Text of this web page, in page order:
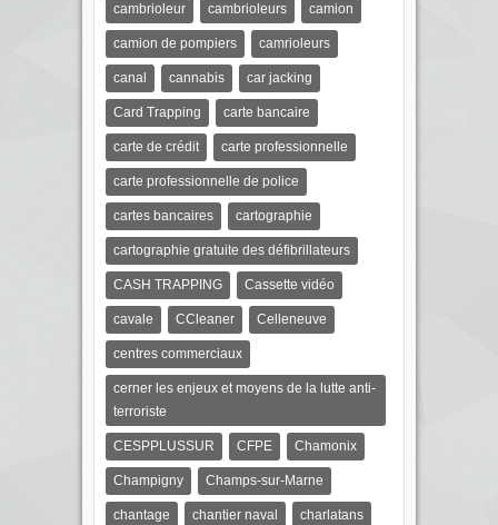
cambrioleur cambrioleurs camion
camion de pompiers camrioleurs
canal cannabis car jacking
Card Trapping carte bancaire
carte de crédit carte professionnelle
carte professionnelle de police
cartes bancaires cartographie
cartographie gratuite des défibrillateurs
CASH TRAPPING Cassette vidéo
cavale CCleaner Celleneuve
centres commerciaux
cerner les enjeux et moyens de la lutte anti-
terroriste
CESPPLUSSUR CFPE Chamonix
Champigny Champs-sur-Marne
chantage chantier naval charlatans